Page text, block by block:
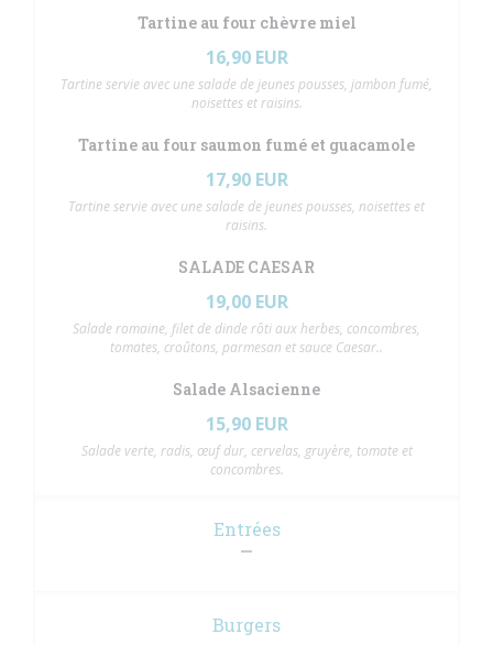
Tartine au four chèvre miel
16,90 EUR
Tartine servie avec une salade de jeunes pousses, jambon fumé,
noisettes et raisins.
Tartine au four saumon fumé et guacamole
17,90 EUR
Tartine servie avec une salade de jeunes pousses, noisettes et
raisins.
SALADE CAESAR
19,00 EUR
Salade romaine, filet de dinde rôti aux herbes, concombres,
tomates, croûtons, parmesan et sauce Caesar..
Salade Alsacienne
15,90 EUR
Salade verte, radis, œuf dur, cervelas, gruyère, tomate et
concombres.
Entrées
Burgers